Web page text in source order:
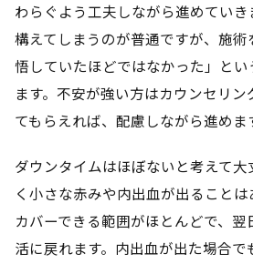
わらぐよう工夫しながら進めてい
構えてしまうのが普通ですが、施
悟していたほどではなかった」と
ます。不安が強い方はカウンセリ
てもらえれば、配慮しながら進めま
ダウンタイムはほぼないと考えて
く小さな赤みや内出血が出ること
カバーできる範囲がほとんどで、
活に戻れます。内出血が出た場合